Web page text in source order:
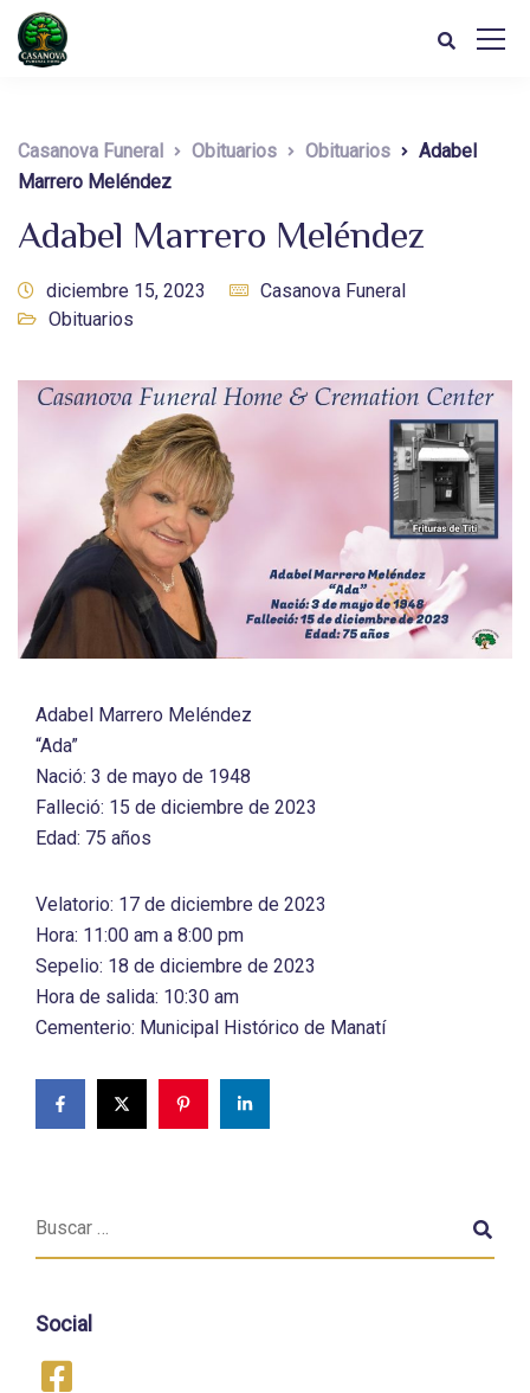
Casanova Funeral Obituarios Obituarios
Adabel
Marrero Meléndez
Adabel Marrero Meléndez
diciembre 15, 2023
Casanova Funeral
Obituarios
Adabel Marrero Meléndez
“Ada”
Nació: 3 de mayo de 1948
Falleció: 15 de diciembre de 2023
Edad: 75 años
Velatorio: 17 de diciembre de 2023
Hora: 11:00 am a 8:00 pm
Sepelio: 18 de diciembre de 2023
Hora de salida: 10:30 am
Cementerio: Municipal Histórico de Manatí
Social